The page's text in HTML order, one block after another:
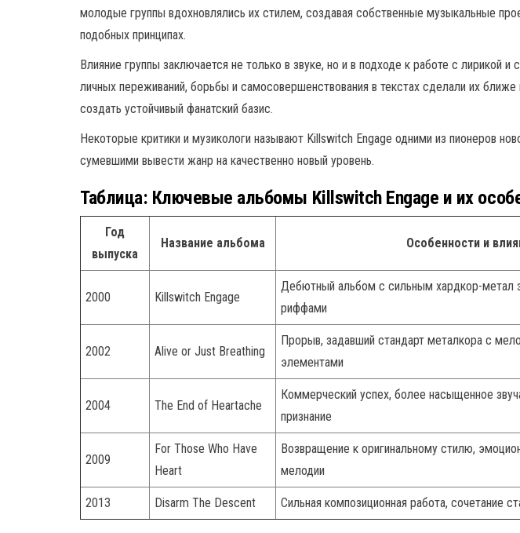
молодые группы вдохновлялись их стилем, создавая собственные музыкальные
подобных принципах.
Влияние группы заключается не только в звуке, но и в подходе к работе с лирикой
личных переживаний, борьбы и самосовершенствования в текстах сделали их
создать устойчивый фанатский базис.
Некоторые критики и музикологи называют Killswitch Engage одними из пионеров
сумевшими вывести жанр на качественно новый уровень.
Таблица: Ключевые альбомы Killswitch Engage и их
Год
выпуска
Название альбома Особенности и
2000 Killswitch Engage
Дебютный альбом с сильным хардкор-метал
риффами
2002 Alive or Just Breathing
Прорыв, задавший стандарт металкора с
элементами
2004 The End of Heartache
Коммерческий успех, более насыщенное
признание
2009
For Those Who Have
Heart
Возвращение к оригинальному стилю,
мелодии
2013 Disarm The Descent Сильная композиционная работа, сочетание